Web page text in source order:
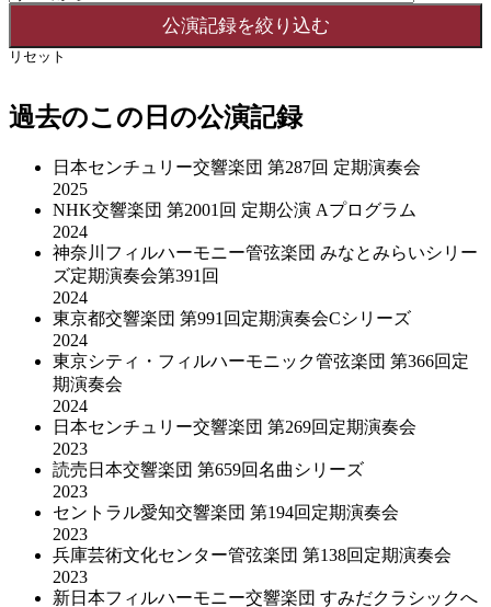
リセット
過去のこの日の公演記録
日本センチュリー交響楽団 第287回 定期演奏会
2025
NHK交響楽団 第2001回 定期公演 Aプログラム
2024
神奈川フィルハーモニー管弦楽団 みなとみらいシリー
ズ定期演奏会第391回
2024
東京都交響楽団 第991回定期演奏会Cシリーズ
2024
東京シティ・フィルハーモニック管弦楽団 第366回定
期演奏会
2024
日本センチュリー交響楽団 第269回定期演奏会
2023
読売日本交響楽団 第659回名曲シリーズ
2023
セントラル愛知交響楽団 第194回定期演奏会
2023
兵庫芸術文化センター管弦楽団 第138回定期演奏会
2023
新日本フィルハーモニー交響楽団 すみだクラシックへ